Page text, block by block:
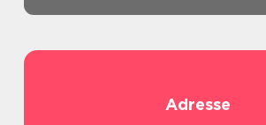
Adresse